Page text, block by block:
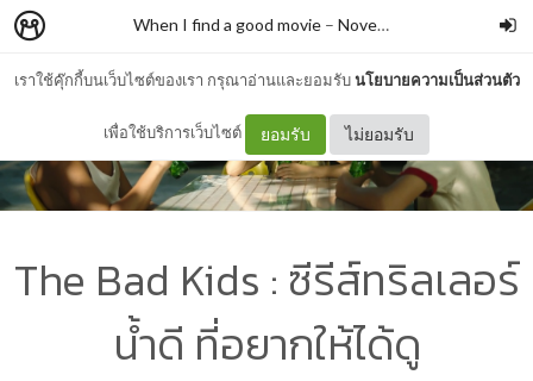
เราใช้คุ๊กกี้บนเว็บไซต์ของเรา กรุณาอ่านและยอมรับนโยบายความเป็นส่วนตัว
เพื่อใช้บริการเว็บไซต์ ยอมรับ ไม่ยอมรับ
When I find a good movie – Novemberrest
The Bad Kids : ซีรีส์ทริลเลอร์
น้ำดี ที่อยากให้ได้ดู